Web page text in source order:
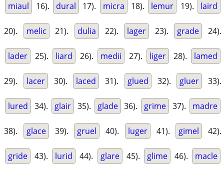
miaul 16). dural 17). micra 18). lemur 19). laird
20). melic 21). dulia 22). lager 23). grade 24).
lader 25). liard 26). medii 27). liger 28). lamed
29). lacer 30). laced 31). glued 32). gluer 33).
lured 34). glair 35). glade 36). grime 37). madre
38). glace 39). gruel 40). luger 41). gimel 42).
gride 43). lurid 44). glare 45). glime 46). macle